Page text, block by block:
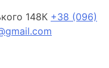
148К +38 (096)